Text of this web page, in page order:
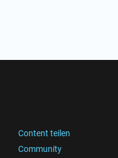
Content teilen
Community